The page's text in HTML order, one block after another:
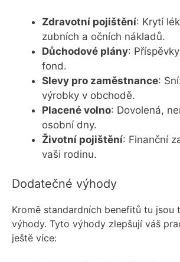
Zdravotní pojištění: Krytí
zubních a očních nákladů.
Důchodové plány:
fond.
Slevy pro zaměstnance:
výrobky v obchodě.
Placené volno: Dovolená,
osobní dny.
Životní pojištění: Finanční
vaši rodinu.
Dodatečné výhody
Kromě standardních benefitů tu jsou
výhody. Tyto výhody zlepšují váš
ještě více: